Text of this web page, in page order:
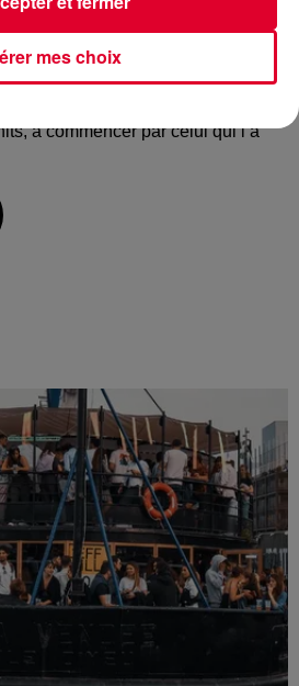
4 ans que Kungs nous
la voiture, en club, sous la
soit l’endroit où vous écoutez de la
à commencer par celui qui l’a
mes choix